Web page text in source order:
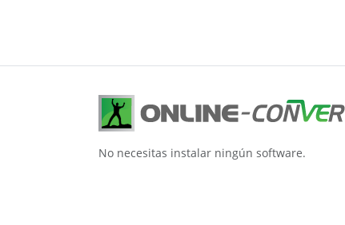
No necesitas instalar ningún software.